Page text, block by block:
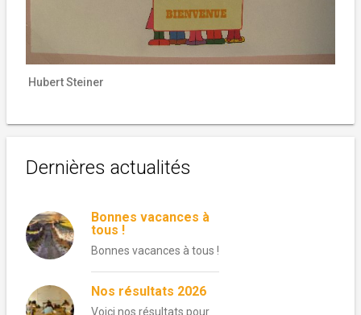
Hubert Steiner
Dernières actualités
Bonnes vacances à
tous !
Bonnes vacances à tous !
Nos résultats 2026
Voici nos résultats pour